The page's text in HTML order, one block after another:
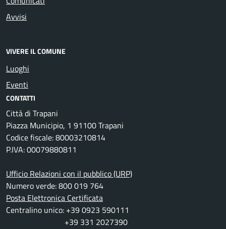
Avvisi
VIVERE IL COMUNE
Luoghi
Eventi
CONTATTI
Città di Trapani
Piazza Municipio, 1 91100 Trapani
Codice fiscale: 80003210814
P.IVA: 00079880811
Ufficio Relazioni con il pubblico (URP)
Numero verde: 800 019 764
Posta Elettronica Certificata
Centralino unico: +39 0923 590111
+39 331 2027390